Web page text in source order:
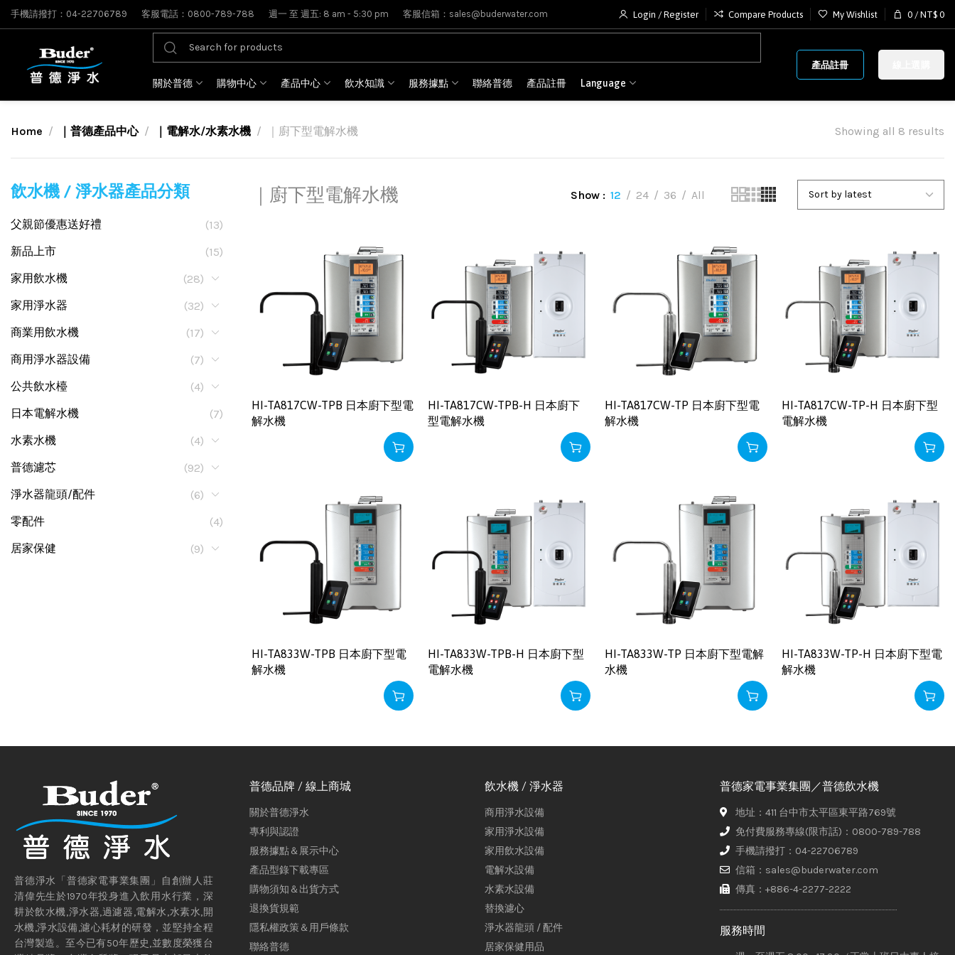
手機請撥打：04-22706789 客服電話：0800-789-788 週一 至 週五: 8 am - 5:30 pm 客服信箱：sales@buderwater.com Login / Register Compare Products My Wishlist 0 / NT$ 0
關於普德 購物中心 產品中心 飲水知識 服務據點 聯絡普德 產品註冊 Language
產品註冊
Home ｜普德產品中心 ｜電解水/水素水機 ｜廚下型電解水機 Showing all 8 results
飲水機 / 淨水器產品分類
父親節優惠送好禮
(13)
新品上市
(15)
家用飲水機
(28)
家用淨水器
(32)
商業用飲水機
(17)
商用淨水器設備
(7)
公共飲水檯
(4)
日本電解水機
(7)
水素水機
(4)
普德濾芯
(92)
淨水器龍頭/配件
(6)
零配件
(4)
居家保健
(9)
｜廚下型電解水機 Show 12 24 36 All
HI-TA817CW-TPB 日本廚下型電
解水機
HI-TA817CW-TPB-H 日本廚下
型電解水機
HI-TA817CW-TP 日本廚下型電
解水機
HI-TA817CW-TP-H 日本廚下型
電解水機
HI-TA833W-TPB 日本廚下型電
解水機
HI-TA833W-TPB-H 日本廚下型
電解水機
HI-TA833W-TP 日本廚下型電解
水機
HI-TA833W-TP-H 日本廚下型電
解水機
普德淨水「普德家電事業集團」自創辦人莊
清偉先生於1970年投身進入飲用水行業，深
耕於飲水機,淨水器,過濾器,電解水,水素水,開
水機,淨水設備,濾心耗材的研發，並堅持全程
台灣製造。至今已有50年歷史,並數度榮獲台
普德品牌 / 線上商城
關於普德淨水
專利與認證
服務據點＆展示中心
產品型錄下載專區
購物須知＆出貨方式
退換貨規範
隱私權政策＆用戶條款
聯絡普德
飲水機 / 淨水器
商用淨水設備
家用淨水設備
家用飲水設備
電解水設備
水素水設備
替換濾心
淨水器龍頭 / 配件
居家保健用品
普德家電事業集團／普德飲水機
地址：411 台中市太平區東平路769號
免付費服務專線(限市話)：0800-789-788
手機請撥打：04-22706789
信箱：sales@buderwater.com
傳真：+886-4-2277-2222
服務時間